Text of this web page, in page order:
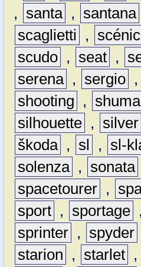
,
santa , santana
scaglietti
, scénic
scudo , seat ,
serena , sergio ,
shooting
, shuma
silhouette , silver
škoda , sl , sl-
solenza , sonata
spacetourer ,
sport , sportage ,
sprinter , spyder
starion
, starlet ,